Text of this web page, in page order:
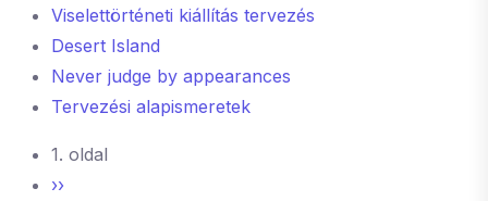
Viselettörténeti kiállítás tervezés
Desert Island
Never judge by appearances
Tervezési alapismeretek
Oldalszámozás
1. oldal
Következő oldal
››